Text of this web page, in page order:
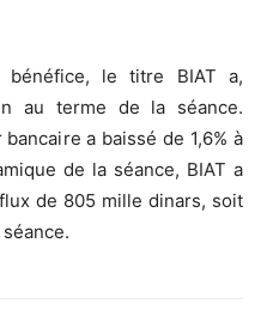
le titre BIAT a,
au terme de la séance.
a baissé de 1,6% à
de la séance, BIAT a
de 805 mille dinars, soit